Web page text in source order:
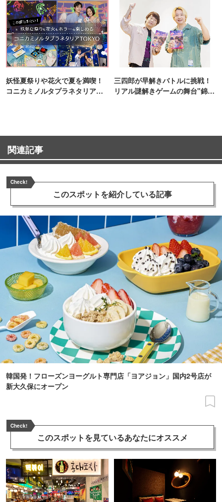
妖怪夏祭りや花火で夏を満喫！
コニカミノルタプラネタリア
三四郎が早解きバトルに挑戦！
リアル謎解きゲームの舞台"錦糸
関連記事
Check!
このスポットを紹介している記事
韓国発！フローズンヨーグルト専門店「ヨアジョン」国内2号店が
新大久保にオープン
Check!
このスポットを見ているあなたにオススメ